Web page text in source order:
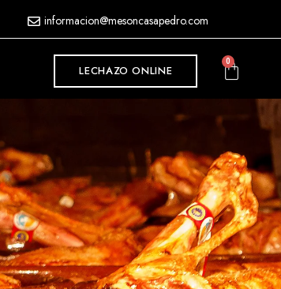
informacion@mesoncasapedro.com
LECHAZO ONLINE
0